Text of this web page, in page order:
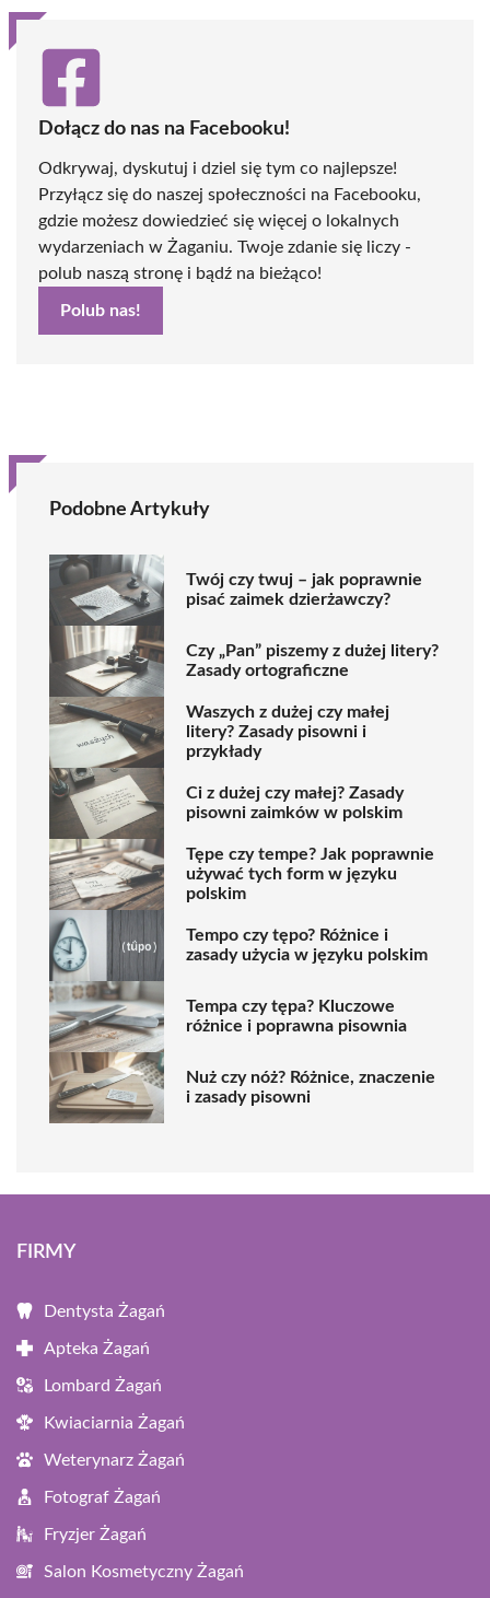
Dołącz do nas na Facebooku!
Odkrywaj, dyskutuj i dziel się tym co najlepsze!
Przyłącz się do naszej społeczności na Facebooku,
gdzie możesz dowiedzieć się więcej o lokalnych
wydarzeniach w Żaganiu. Twoje zdanie się liczy -
polub naszą stronę i bądź na bieżąco!
Polub nas!
Podobne Artykuły
Twój czy twuj – jak poprawnie
pisać zaimek dzierżawczy?
Czy „Pan” piszemy z dużej litery?
Zasady ortograficzne
Waszych z dużej czy małej
litery? Zasady pisowni i
przykłady
Ci z dużej czy małej? Zasady
pisowni zaimków w polskim
Tępe czy tempe? Jak poprawnie
używać tych form w języku
polskim
Tempo czy tępo? Różnice i
zasady użycia w języku polskim
Tempa czy tępa? Kluczowe
różnice i poprawna pisownia
Nuż czy nóż? Różnice, znaczenie
i zasady pisowni
FIRMY
Dentysta Żagań
Apteka Żagań
Lombard Żagań
Kwiaciarnia Żagań
Weterynarz Żagań
Fotograf Żagań
Fryzjer Żagań
Salon Kosmetyczny Żagań